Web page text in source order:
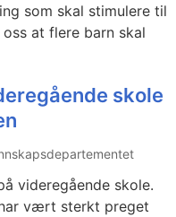
som skal stimulere til
at flere barn skal
skole
videregående skole.
vært sterkt preget